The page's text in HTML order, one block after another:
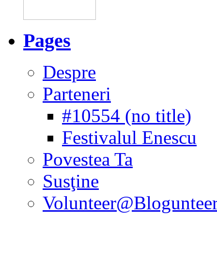
Pages
Despre
Parteneri
#10554 (no title)
Festivalul Enescu
Povestea Ta
Susţine